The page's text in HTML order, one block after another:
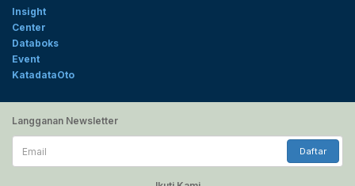
Insight
Center
Databoks
Event
KatadataOto
Langganan Newsletter
Email
Daftar